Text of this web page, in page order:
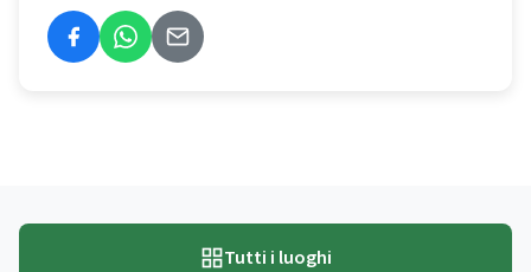
Tutti i luoghi